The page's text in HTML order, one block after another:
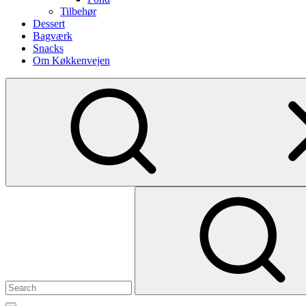
Tilbehør
Dessert
Bagværk
Snacks
Om Køkkenvejen